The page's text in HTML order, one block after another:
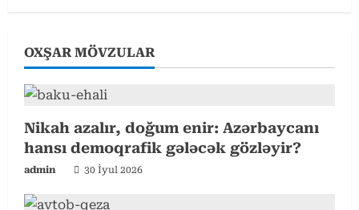
e
R
e
a
d
OXŞAR MÖVZULAR
Nikah azalır, doğum enir: Azərbaycanı
hansı demoqrafik gələcək gözləyir?
admin 30 İyul 2026